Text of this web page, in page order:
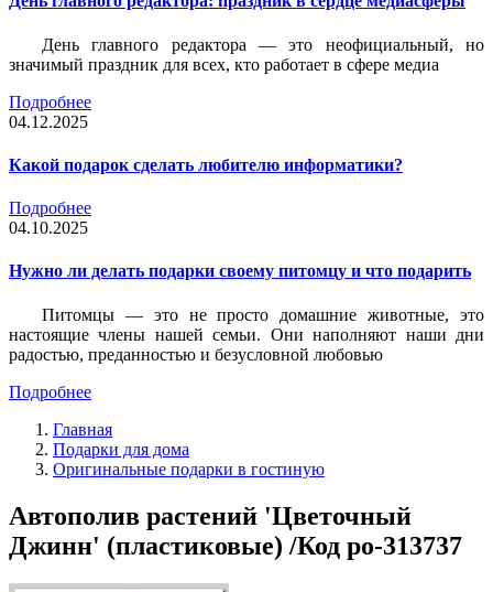
День главного редактора — это неофициальный, но
значимый праздник для всех, кто работает в сфере медиа
Подробнее
04.12.2025
Какой подарок сделать любителю информатики?
Подробнее
04.10.2025
Нужно ли делать подарки своему питомцу и что подарить
Питомцы — это не просто домашние животные, это
настоящие члены нашей семьи. Они наполняют наши дни
радостью, преданностью и безусловной любовью
Подробнее
Главная
Подарки для дома
Оригинальные подарки в гостиную
Автополив растений 'Цветочный
Джинн' (пластиковые) /Код po-313737